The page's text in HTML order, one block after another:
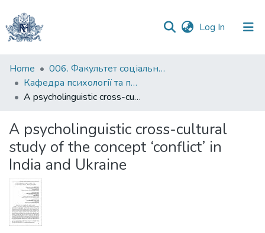
Log In (current)
Communities
&
Collections
Statistics
Home
006. Факультет соціальних наук і соціальних технологій
Кафедра психології та педагогіки
A psycholinguistic cross-cultural study of the concept ‘conflict’ in India and Ukraine
A psycholinguistic cross-cultural
study of the concept ‘conflict’ in
India and Ukraine